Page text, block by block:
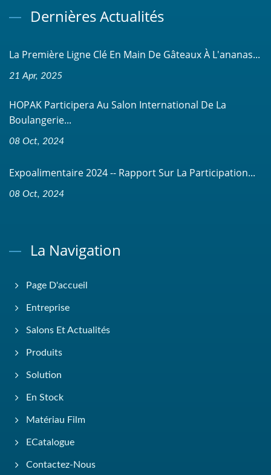
Dernières Actualités
La Première Ligne Clé En Main De Gâteaux À L'ananas...
21 Apr, 2025
HOPAK Participera Au Salon International De La
Boulangerie...
08 Oct, 2024
Expoalimentaire 2024 -- Rapport Sur La Participation...
08 Oct, 2024
La Navigation
Page D'accueil
Entreprise
Salons Et Actualités
Produits
Solution
En Stock
Matériau Film
ECatalogue
Contactez-Nous